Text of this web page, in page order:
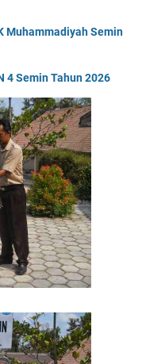
Muhammadiyah Semin
4 Semin Tahun 2026